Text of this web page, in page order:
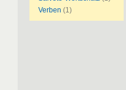
Verben (1)